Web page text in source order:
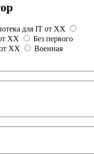
для IT от XX
XX
Без первого
XX
Военная